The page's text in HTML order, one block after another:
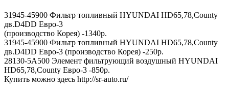
31945-45900 Фильтр топливный HYUNDAI HD65,78,County
дв.D4DD Евро-3
(производство Корея) -1340р.
31945-45900 Фильтр топливный HYUNDAI HD65,78,County
дв.D4DD Евро-3 (производство Корея) -250р.
28130-5A500 Элемент фильтрующий воздушный HYUNDAI
HD65,78,County Евро-3 -850р.
Купить можно здесь http://sr-auto.ru/